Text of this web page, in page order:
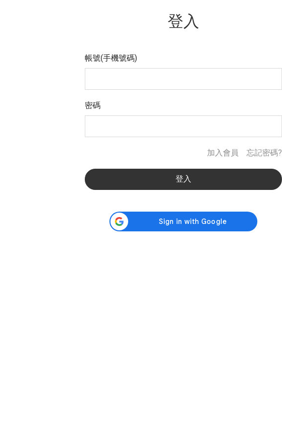
登入
帳號(手機號碼)
密碼
忘記密碼?
加入會員